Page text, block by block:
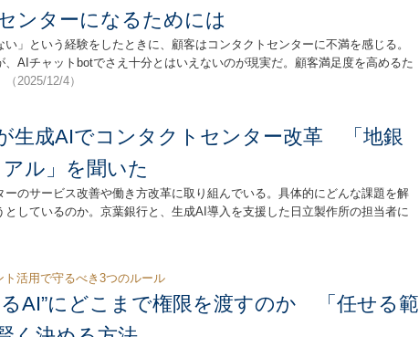
ンターになるためには
い」という経験をしたときに、顧客はコンタクトセンターに不満を感じる。
、AIチャットbotでさえ十分とはいえないのが現実だ。顧客満足度を高めるた
（2025/12/4）
生成AIでコンタクトセンター改革 「地銀
ル」を聞いた
のサービス改善や働き方改革に取り組んでいる。具体的にどんな課題を解
しているのか。京葉銀行と、生成AI導入を支援した日立製作所の担当者に
ト活用で守るべき3つのルール
るAI”にどこまで権限を渡すのか 「任せる範